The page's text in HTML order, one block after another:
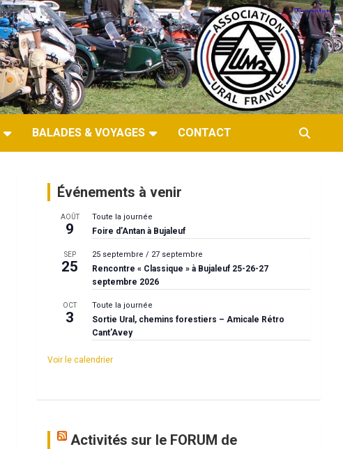
BALADES & VOYAGES CONTACT
Événements à venir
AOÛT
9
Toute la journée
Foire d’Antan à Bujaleuf
SEP
25
25 septembre / 27 septembre
Rencontre « Classique » à Bujaleuf 25-26-27
septembre 2026
OCT
3
Toute la journée
Sortie Ural, chemins forestiers – Amicale Rétro
Cant’Avey
Voir le calendrier
Activités sur le FORUM de